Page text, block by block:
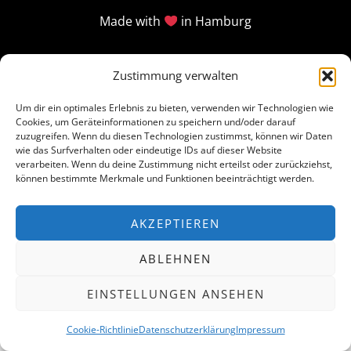
Zustimmung verwalten
Um dir ein optimales Erlebnis zu bieten, verwenden wir Technologien wie
Cookies, um Geräteinformationen zu speichern und/oder darauf
zuzugreifen. Wenn du diesen Technologien zustimmst, können wir Daten
wie das Surfverhalten oder eindeutige IDs auf dieser Website
verarbeiten. Wenn du deine Zustimmung nicht erteilst oder zurückziehst,
können bestimmte Merkmale und Funktionen beeinträchtigt werden.
AKZEPTIEREN
ABLEHNEN
EINSTELLUNGEN ANSEHEN
Cookie-RichtlinieDatenschutzerklärungImpressum
Made with in Hamburg